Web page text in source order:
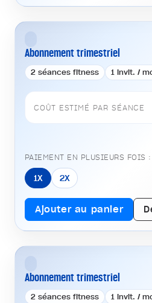
Abonnement trimestriel
2 séances fitness 1 invit. /
COÛT ESTIMÉ PAR SÉANCE
PAIEMENT EN PLUSIEURS FOIS :
1X 2X
Ajouter au panier
Abonnement trimestriel
2 séances fitness 1 invit. /